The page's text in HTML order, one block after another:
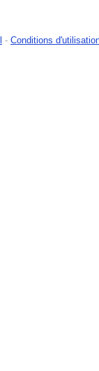
- Conditions